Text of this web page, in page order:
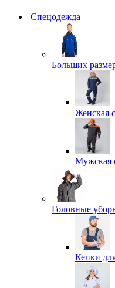
Спецодежда
Больших
Женская
Мужская
Головные
Кепки